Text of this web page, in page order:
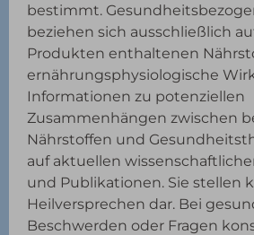
bestimmt.
beziehen sich ausschließlich
Produkten enthaltenen
ernährungsphysiologische
Informationen zu potenziellen
Zusammenhängen zwischen
Nährstoffen und
auf aktuellen
und Publikationen. Sie stellen
Heilversprechen dar. Bei
Beschwerden oder Fragen